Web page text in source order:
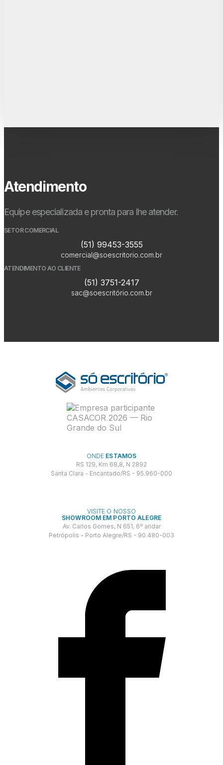
Atendimento
Equipe especializada e pronta para lhe atender.
SETOR COMERCIAL
(51) 99453-3555
comercial@soescritorio.com.br
ATENDIMENTO AO CLIENTE
(51) 3751-2417
sac@soescritório.com.br
ONDE ESTAMOS
RS 129, Km 68,8, N 2892
Santa Clara - Encantado/RS - 95.960-000
VISITE O NOSSO
SHOWROOM EM PORTO ALEGRE
Av. Carlos Gomes, N 651, 6º andar
Petrópolis - Porto Alegre/RS - 90.480-003